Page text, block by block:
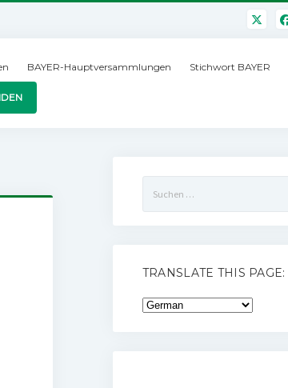
BAYER-Hauptversammlungen Stichwort BAYER
nach:
TRANSLATE THIS PAGE: